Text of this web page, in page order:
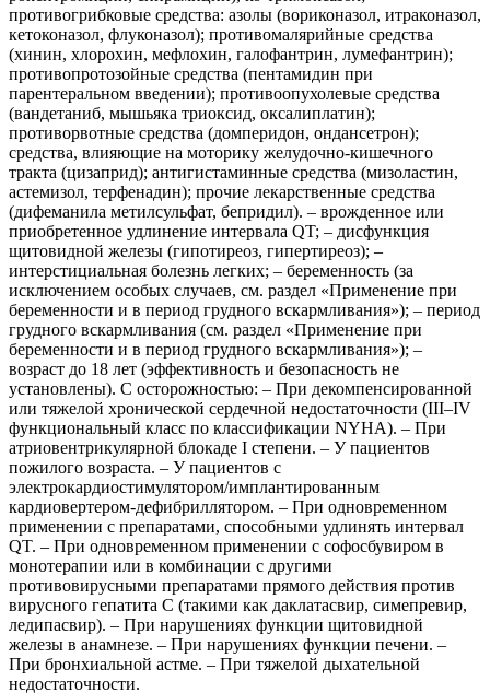
противогрибковые средства: азолы (вориконазол, итраконазол,
кетоконазол, флуконазол); противомалярийные средства
(хинин, хлорохин, мефлохин, галофантрин, лумефантрин);
противопротозойные средства (пентамидин при
парентеральном введении); противоопухолевые средства
(вандетаниб, мышьяка триоксид, оксалиплатин);
противорвотные средства (домперидон, ондансетрон);
средства, влияющие на моторику желудочно-кишечного
тракта (цизаприд); антигистаминные средства (мизоластин,
астемизол, терфенадин); прочие лекарственные средства
(дифеманила метилсульфат, бепридил). – врожденное или
приобретенное удлинение интервала QT; – дисфункция
щитовидной железы (гипотиреоз, гипертиреоз); –
интерстициальная болезнь легких; – беременность (за
исключением особых случаев, см. раздел «Применение при
беременности и в период грудного вскармливания»); – период
грудного вскармливания (см. раздел «Применение при
беременности и в период грудного вскармливания»); –
возраст до 18 лет (эффективность и безопасность не
установлены). С осторожностью: – При декомпенсированной
или тяжелой хронической сердечной недостаточности (III–IV
функциональный класс по классификации NYHA). – При
атриовентрикулярной блокаде I степени. – У пациентов
пожилого возраста. – У пациентов с
электрокардиостимулятором/имплантированным
кардиовертером-дефибриллятором. – При одновременном
применении с препаратами, способными удлинять интервал
QT. – При одновременном применении с софосбувиром в
монотерапии или в комбинации с другими
противовирусными препаратами прямого действия против
вирусного гепатита С (такими как даклатасвир, симепревир,
ледипасвир). – При нарушениях функции щитовидной
железы в анамнезе. – При нарушениях функции печени. –
При бронхиальной астме. – При тяжелой дыхательной
недостаточности.